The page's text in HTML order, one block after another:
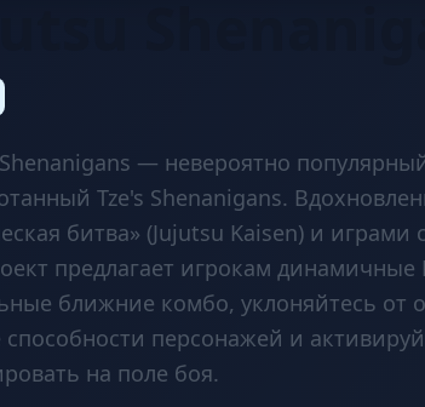
— невероятно
Tze's Shenanigans.
битва» (Jujutsu Kaisen) и
предлагает игрокам
ближние комбо, уклоняйтесь от
персонажей и
на поле боя.